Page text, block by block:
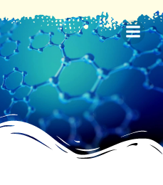
to
content